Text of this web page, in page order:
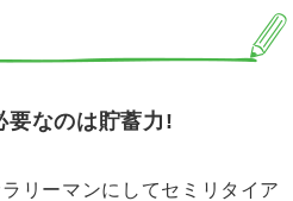
要なのは貯蓄力!
リーマンにしてセミリタイア